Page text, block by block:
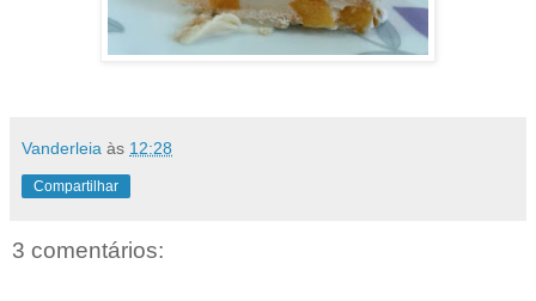
Vanderleia às 12:28
Compartilhar
3 comentários: